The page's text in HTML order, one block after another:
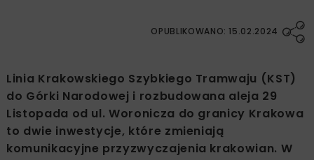
OPUBLIKOWANO: 15.02.2024
Linia Krakowskiego Szybkiego Tramwaju (KST)
do Górki Narodowej i rozbudowana aleja 29
Listopada od ul. Woronicza do granicy Krakowa
to dwie inwestycje, które zmieniają
komunikacyjne przyzwyczajenia krakowian. W